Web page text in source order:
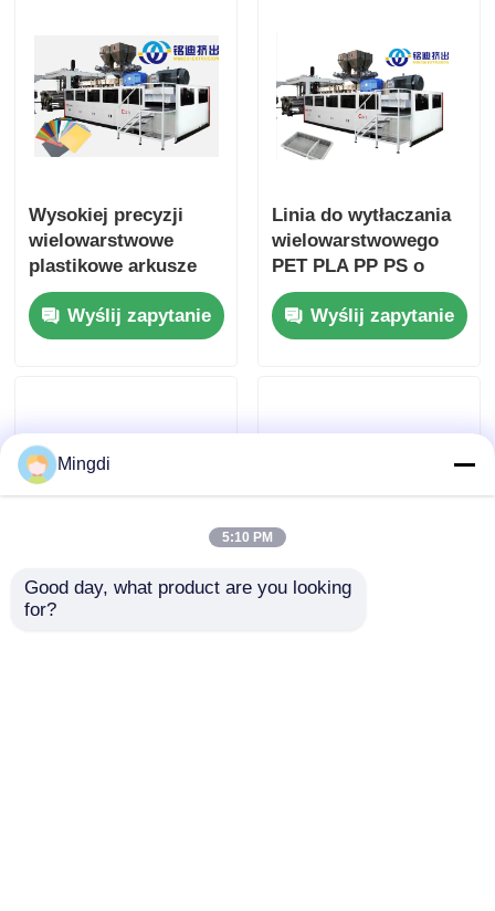
Wysokiej precyzji
wielowarstwowe
plastikowe arkusze
Co linia wytłaczania
szybkie chłodzenie
zaawansowane
Wyślij zapytanie
Linia do wytłaczania
wielowarstwowego
PET PLA PP PS o
wysokiej wydajności
produkcjiWyślij zapytanie
Linia do wytłaczania
SIEMENS PET PLA
Mingdi
5:10 PM
Good day, what product are you looking
for?